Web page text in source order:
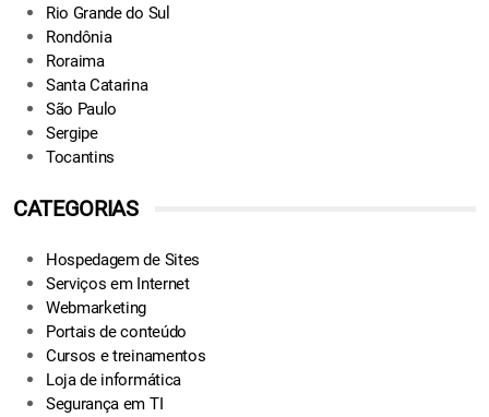
Rio Grande do Sul
Rondônia
Roraima
Santa Catarina
São Paulo
Sergipe
Tocantins
CATEGORIAS
Hospedagem de Sites
Serviços em Internet
Webmarketing
Portais de conteúdo
Cursos e treinamentos
Loja de informática
Segurança em TI